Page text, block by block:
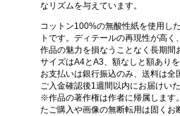
なリズムを与えています。
コットン100%の無酸性紙を使用し
トです。ディテールの再現性が高く
作品の魅力を損なうことなく長期間
サイズはA4とA3、額なしと額ありを
お支払いは銀行振込のみ、送料は全
ご入金確認後1週間以内にお届けいた
※作品の著作権は作者に帰属します
たご購入や画像の無断転用は固くお